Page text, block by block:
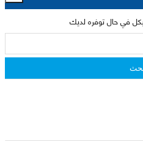
في حال توفره لديك